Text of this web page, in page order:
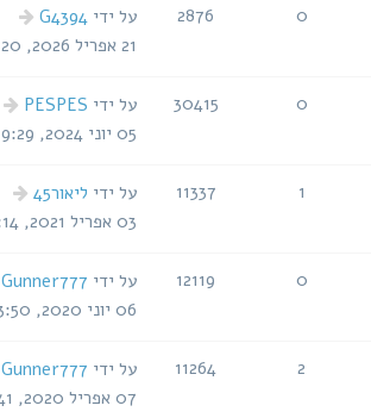
0
2876
הודעה
אחרונה
על ידיG4394
21 אפריל 2026, 16:20
0
30415
הודעה
אחרונה
על ידי PESPES
05 יוני 2024, 19:29
1
11337
הודעה
אחרונה
על ידי ליאור45
03 אפריל 2021, 20:14
0
12119
הודעה
אחרונה
על ידי Gunner777
06 יוני 2020, 13:50
2
11264
הודעה
אחרונה
על ידי Gunner777
07 אפריל 2020, 18:41